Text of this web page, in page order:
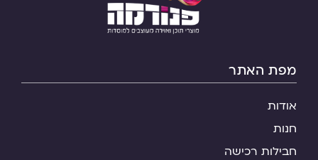
מפת האתר
אודות
חנות
חבילות רכישה